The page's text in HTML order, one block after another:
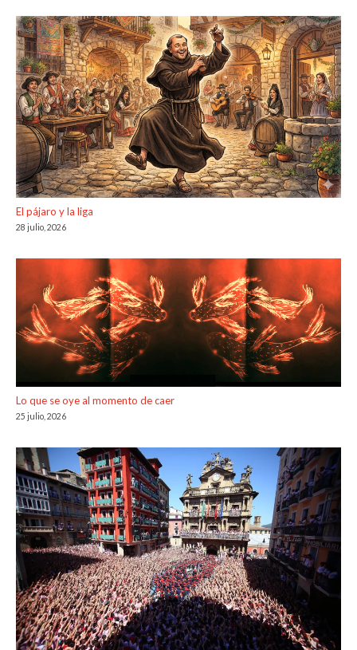
El pájaro y la liga
28 julio, 2026
Lo que se oye al momento de caer
25 julio, 2026